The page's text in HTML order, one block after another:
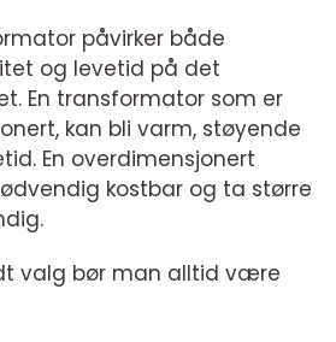
påvirker både
og levetid på det
En transformator som er
kan bli varm, støyende
En overdimensjonert
kostbar og ta større
valg bør man alltid være